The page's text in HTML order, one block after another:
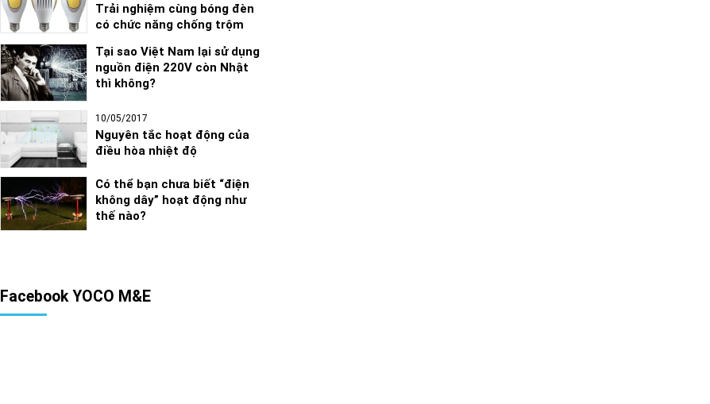
Trải nghiệm cùng bóng đèn
có chức năng chống trộm
Tại sao Việt Nam lại sử dụng
nguồn điện 220V còn Nhật
thì không?
10/05/2017
Nguyên tắc hoạt động của
điều hòa nhiệt độ
Có thể bạn chưa biết “điện
không dây” hoạt động như
thế nào?
Facebook YOCO M&E